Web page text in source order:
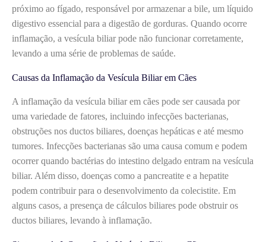
próximo ao fígado, responsável por armazenar a bile, um líquido
digestivo essencial para a digestão de gorduras. Quando ocorre
inflamação, a vesícula biliar pode não funcionar corretamente,
levando a uma série de problemas de saúde.
Causas da Inflamação da Vesícula Biliar em Cães
A inflamação da vesícula biliar em cães pode ser causada por
uma variedade de fatores, incluindo infecções bacterianas,
obstruções nos ductos biliares, doenças hepáticas e até mesmo
tumores. Infecções bacterianas são uma causa comum e podem
ocorrer quando bactérias do intestino delgado entram na vesícula
biliar. Além disso, doenças como a pancreatite e a hepatite
podem contribuir para o desenvolvimento da colecistite. Em
alguns casos, a presença de cálculos biliares pode obstruir os
ductos biliares, levando à inflamação.